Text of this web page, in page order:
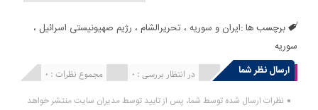
برچسب ها :ایران و سوریه ،تحریرالشام ، رژیم صهیونیستی اسرائیل ،
سوریه
ارسال نظر شما
مجموع نظرات : 0 در انتظار بررسی : 0 انتشار یافته : 0
نظرات ارسال شده توسط شما، پس از تایید توسط مدیران سایت منتشر خواهد